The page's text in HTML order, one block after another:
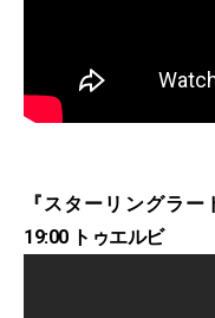
『スターリングラ
19:00 トゥエルビ